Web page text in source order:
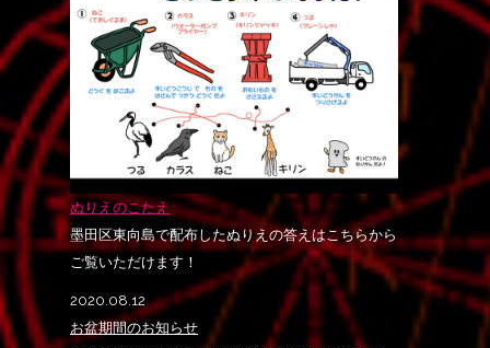
ぬりえのこたえ
墨田区東向島で配布したぬりえの答えはこちらから
ご覧いただけます！
2020.08.12
お盆期間のお知らせ